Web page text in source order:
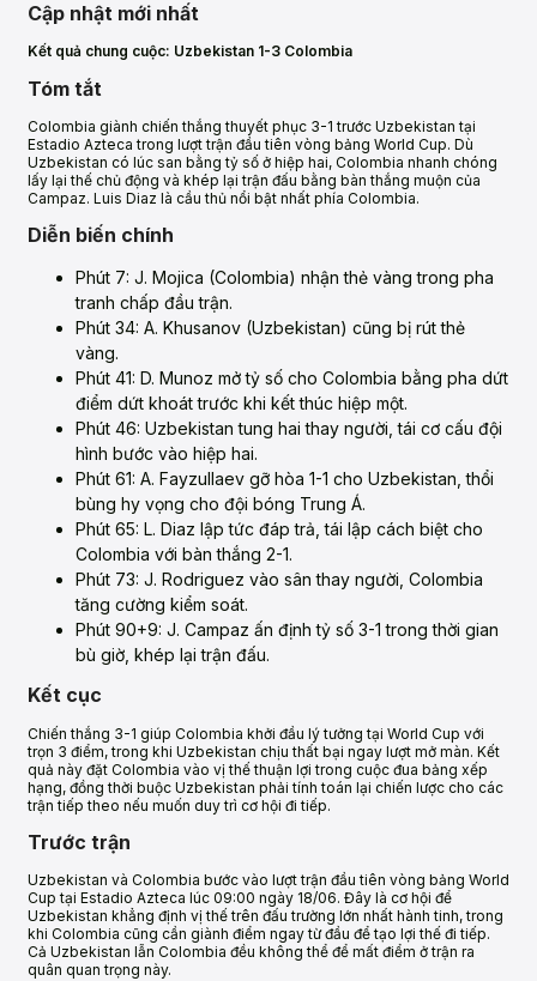
Cập nhật mới nhất
Kết quả chung cuộc: Uzbekistan 1-3 Colombia
Tóm tắt
Colombia giành chiến thắng thuyết phục 3-1 trước Uzbekistan tại
Estadio Azteca trong lượt trận đầu tiên vòng bảng World Cup. Dù
Uzbekistan có lúc san bằng tỷ số ở hiệp hai, Colombia nhanh chóng
lấy lại thế chủ động và khép lại trận đấu bằng bàn thắng muộn của
Campaz. Luis Diaz là cầu thủ nổi bật nhất phía Colombia.
Diễn biến chính
Phút 7: J. Mojica (Colombia) nhận thẻ vàng trong pha
tranh chấp đầu trận.
Phút 34: A. Khusanov (Uzbekistan) cũng bị rút thẻ
vàng.
Phút 41: D. Munoz mở tỷ số cho Colombia bằng pha dứt
điểm dứt khoát trước khi kết thúc hiệp một.
Phút 46: Uzbekistan tung hai thay người, tái cơ cấu đội
hình bước vào hiệp hai.
Phút 61: A. Fayzullaev gỡ hòa 1-1 cho Uzbekistan, thổi
bùng hy vọng cho đội bóng Trung Á.
Phút 65: L. Diaz lập tức đáp trả, tái lập cách biệt cho
Colombia với bàn thắng 2-1.
Phút 73: J. Rodriguez vào sân thay người, Colombia
tăng cường kiểm soát.
Phút 90+9: J. Campaz ấn định tỷ số 3-1 trong thời gian
bù giờ, khép lại trận đấu.
Kết cục
Chiến thắng 3-1 giúp Colombia khởi đầu lý tưởng tại World Cup với
trọn 3 điểm, trong khi Uzbekistan chịu thất bại ngay lượt mở màn. Kết
quả này đặt Colombia vào vị thế thuận lợi trong cuộc đua bảng xếp
hạng, đồng thời buộc Uzbekistan phải tính toán lại chiến lược cho các
trận tiếp theo nếu muốn duy trì cơ hội đi tiếp.
Trước trận
Uzbekistan và Colombia bước vào lượt trận đầu tiên vòng bảng World
Cup tại Estadio Azteca lúc 09:00 ngày 18/06. Đây là cơ hội để
Uzbekistan khẳng định vị thế trên đấu trường lớn nhất hành tinh, trong
khi Colombia cũng cần giành điểm ngay từ đầu để tạo lợi thế đi tiếp.
Cả Uzbekistan lẫn Colombia đều không thể để mất điểm ở trận ra
quân quan trọng này.